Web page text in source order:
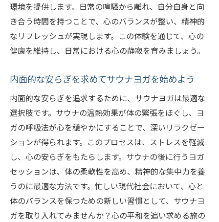
環境を提供します。日常の喧騒から離れ、自分自身と向
き合う時間を持つことで、心のバランスが整い、精神的
なリフレッシュが実現します。この体験を通じて、心の
健康を維持し、日常における心の静寂を育みましょう。
内面的な安らぎを求めてサウナヨガを始めよう
内面的な安らぎを追求するために、サウナヨガは最適な
選択肢です。サウナの温熱効果が体の緊張をほぐし、ヨ
ガの呼吸法が心を穏やかにすることで、深いリラクゼー
ションが得られます。このプロセスは、ストレスを軽減
し、心の安らぎをもたらします。サウナの後に行うヨガ
セッションは、体の柔軟性を高め、精神的な集中力を養
うのに最適な方法です。忙しい現代社会において、心と
体のバランスを保つための新しい習慣として、サウナヨ
ガを取り入れてみませんか？心の平和を追い求める旅の